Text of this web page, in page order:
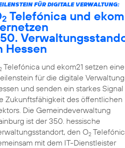
FÜR DIGITALE VERWALTUNG:
2 Telefónica und
Hessen
Telefónica und ekom21 setzen
für die digitale
und senden ein starkes
Zukunftsfähigkeit des öffentlichen
Die Gemeindeverwaltung
ist der 350. hessische
den O2
mit dem IT-Dienstleister